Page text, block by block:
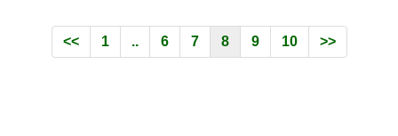
<< 1 .. 6 7 8 9 10 >>